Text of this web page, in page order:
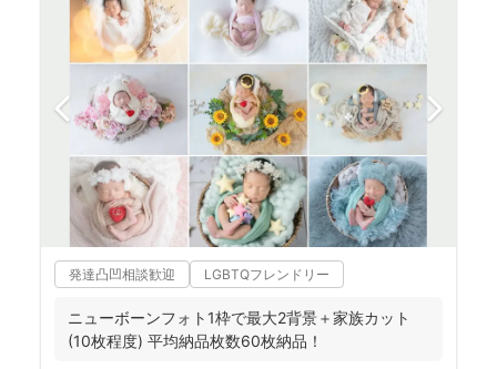
発達凸凹相談歓迎 LGBTQフレンドリー
ニューボーンフォト1枠で最大2背景＋家族カット
(10枚程度) 平均納品枚数60枚納品！